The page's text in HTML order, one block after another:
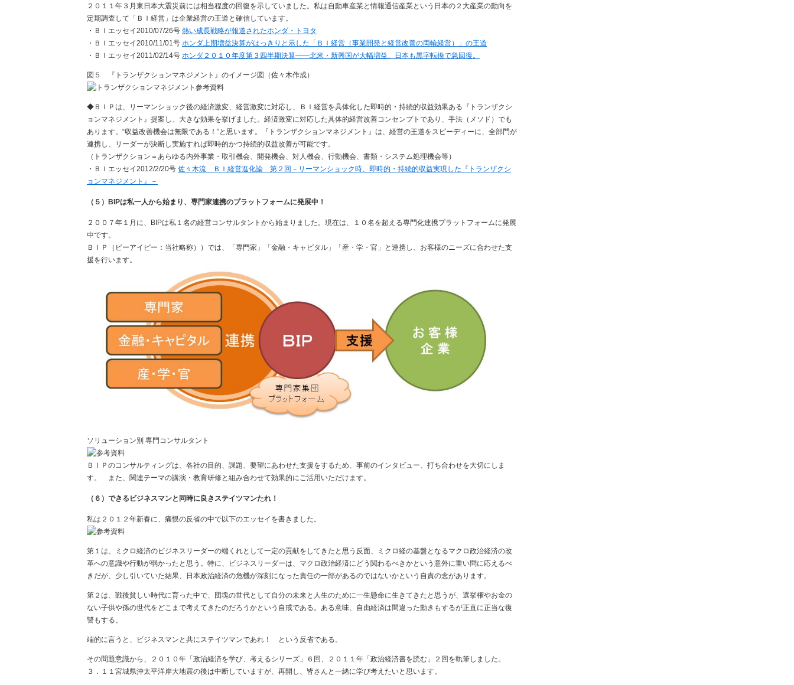
２０１１年３月東日本大震災前には相当程度の回復を示していました。私は自動車産業と情報通信産業という日本の２大産業の動向を
定期調査して「ＢＩ経営」は企業経営の王道と確信しています。
・ＢＩエッセイ2010/07/26号 熱い成長戦略が報道されたホンダ・トヨタ
・ＢＩエッセイ2010/11/01号 ホンダ上期増益決算がはっきりと示した「ＢＩ経営（事業開発と経営改善の両輪経営）」の王道
・ＢＩエッセイ2011/02/14号 ホンダ２０１０年度第３四半期決算――北米・新興国が大幅増益、日本も黒字転換で急回復。
図５ 『トランザクションマネジメント』のイメージ図（佐々木作成）
◆ＢＩＰは、リーマンショック後の経済激変、経営激変に対応し、ＢＩ経営を具体化した即時的・持続的収益効果ある『トランザクシ
ョンマネジメント』提案し、大きな効果を挙げました。経済激変に対応した具体的経営改善コンセンプトであり、手法（メソド）でも
あります。“収益改善機会は無限である！”と思います。『トランザクションマネジメント』は、経営の王道をスピーディーに、全部門が
連携し、リーダーが決断し実施すれば即時的かつ持続的収益改善が可能です。
（トランザクション＝あらゆる内外事業・取引機会、開発機会、対人機会、行動機会、書類・システム処理機会等）
・ＢＩエッセイ2012/2/20号 佐々木流 ＢＩ経営進化論 第２回－リーマンショック時、即時的・持続的収益実現した『トランザクシ
ョンマネジメント』－
（５）BIPは私一人から始まり、専門家連携のプラットフォームに発展中！
２００７年１月に、BIPは私１名の経営コンサルタントから始まりました。現在は、１０名を超える専門化連携プラットフォームに発展
中です。
ＢＩＰ（ビーアイピー：当社略称））では、「専門家」「金融・キャピタル」「産・学・官」と連携し、お客様のニーズに合わせた支
援を行います。
ソリューション別 専門コンサルタント
ＢＩＰのコンサルティングは、各社の目的、課題、要望にあわせた支援をするため、事前のインタビュー、打ち合わせを大切にしま
す。 また、関連テーマの講演・教育研修と組み合わせて効果的にご活用いただけます。
（６）できるビジネスマンと同時に良きステイツマンたれ！
私は２０１２年新春に、痛恨の反省の中で以下のエッセイを書きました。
第１は、ミクロ経済のビジネスリーダーの端くれとして一定の貢献をしてきたと思う反面、ミクロ経の基盤となるマクロ政治経済の改
革への意識や行動が弱かったと思う。特に、ビジネスリーダーは、マクロ政治経済にどう関わるべきかという意外に重い問に応えるべ
きだが、少し引いていた結果、日本政治経済の危機が深刻になった責任の一部があるのではないかという自責の念があります。
第２は、戦後貧しい時代に育った中で、団塊の世代として自分の未来と人生のために一生懸命に生きてきたと思うが、選挙権やお金の
ない子供や孫の世代をどこまで考えてきたのだろうかという自戒である。ある意味、自由経済は間違った動きもするが正直に正当な復
讐もする。
端的に言うと、ビジネスマンと共にステイツマンであれ！ という反省である。
その問題意識から、２０１０年「政治経済を学び、考えるシリーズ」６回、２０１１年「政治経済書を読む」２回を執筆しました。
３．１１宮城県沖太平洋岸大地震の後は中断していますが、再開し、皆さんと一緒に学び考えたいと思います。